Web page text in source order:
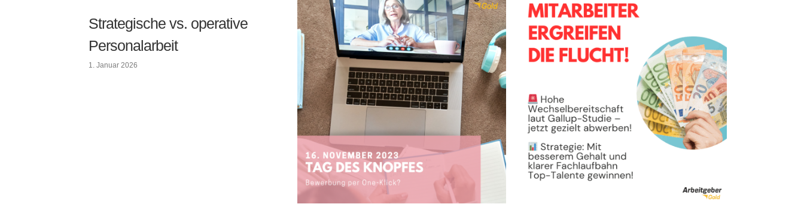
Strategische vs. operative
Personalarbeit
1. Januar 2026